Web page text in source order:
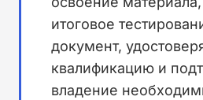
итоговое
документ,
квалификацию и
владение